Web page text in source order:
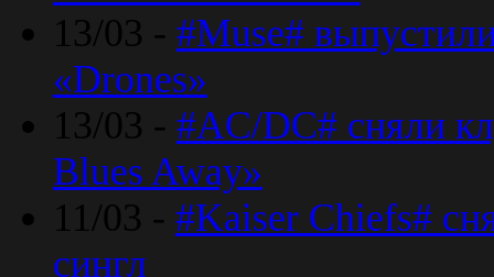
13/03 - #Muse#
«Drones»
13/03 - #AC/DC# сняли
Blues Away»
11/03 - #Kaiser Chiefs#
сингл